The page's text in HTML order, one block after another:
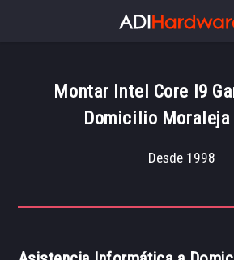
Montar Intel Core I9
Domicilio Moraleja
Desde 1998